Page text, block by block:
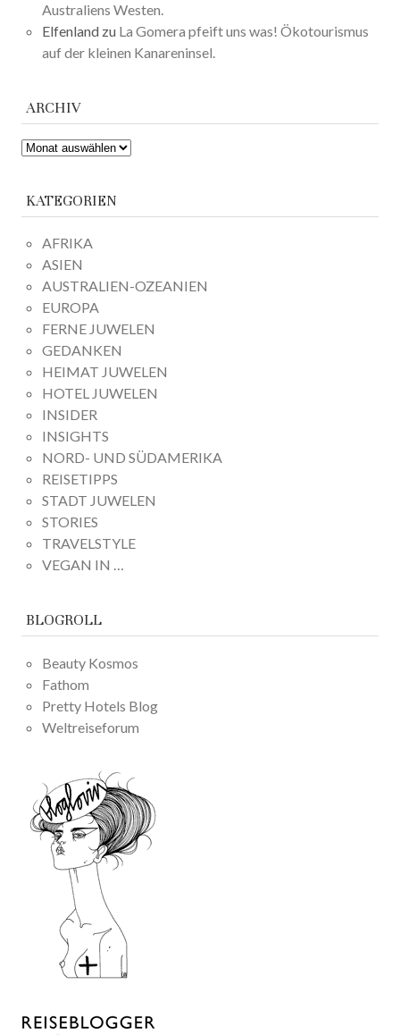
Australiens Westen.
Elfenland zu La Gomera pfeift uns was! Ökotourismus
auf der kleinen Kanareninsel.
ARCHIV
ARCHIV
KATEGORIEN
AFRIKA
ASIEN
AUSTRALIEN-OZEANIEN
EUROPA
FERNE JUWELEN
GEDANKEN
HEIMAT JUWELEN
HOTEL JUWELEN
INSIDER
INSIGHTS
NORD- UND SÜDAMERIKA
REISETIPPS
STADT JUWELEN
STORIES
TRAVELSTYLE
VEGAN IN …
BLOGROLL
Beauty Kosmos
Fathom
Pretty Hotels Blog
Weltreiseforum